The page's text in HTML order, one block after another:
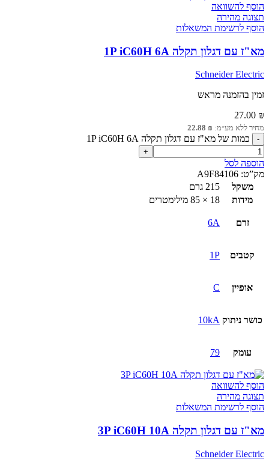
הוסף להשוואה
תצוגה מהירה
הוסף לרשימת המשאלות
מא"ז עם דגלון תקלה 1P iC60H 6A
Schneider Electric
זמין בהזמנה מראש
27.00 ₪
מחיר ללא מע״מ: 22.88 ₪
כמות של מא"ז עם דגלון תקלה 1P iC60H 6A
הוספה לסל
מק”ט: A9F84106
משקל
215 גרם
מידות
18 × 85 מילימטרים
זרם 6A
קטבים 1P
אופיין C
כושר ניתוק 10kA
עומק 79
הוסף להשוואה
תצוגה מהירה
הוסף לרשימת המשאלות
מא"ז עם דגלון תקלה 3P iC60H 10A
Schneider Electric